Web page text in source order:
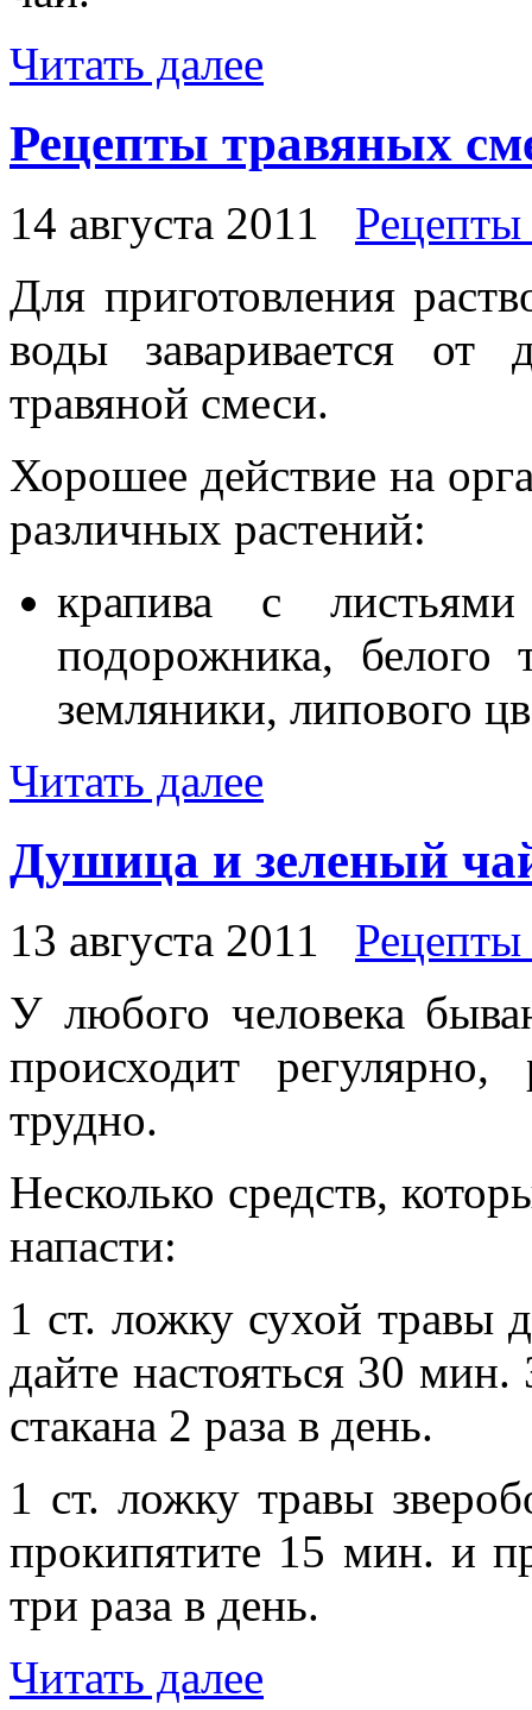
Читать далее
Рецепты травяных
14 августа 2011
Рецепты
Для приготовления
воды заваривается
травяной смеси.
Хорошее действие на
различных растений:
крапива с
подорожника, белого
земляники, липового
Читать далее
Душица и зеленый
13 августа 2011
Рецепты
У любого человека
происходит регулярно,
трудно.
Несколько средств,
напасти:
1 ст. ложку сухой травы
дайте настояться 30
стакана 2 раза в день.
1 ст. ложку травы
прокипятите 15 мин. и
три раза в день.
Читать далее